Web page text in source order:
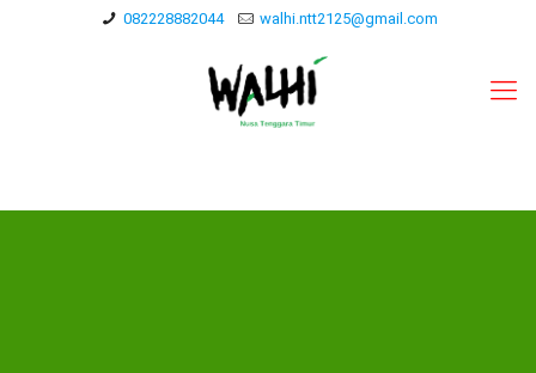
082228882044 walhi.ntt2125@gmail.com